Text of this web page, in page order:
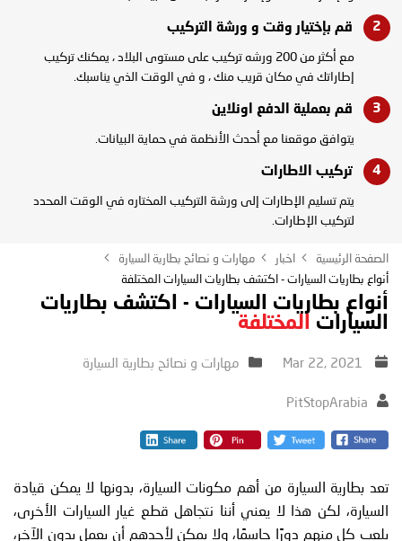
قم بإختيار وقت و ورشة التركيب
مع أكثر من 200 ورشه تركيب على مستوى البلاد ، يمكنك تركيب
إطاراتك في مكان قريب منك ، و في الوقت الذي يناسبك.
قم بعملية الدفع اونلاين
يتوافق موقعنا مع أحدث الأنظمة في حماية البيانات.
تركيب الاطارات
يتم تسليم الإطارات إلى ورشة التركيب المختاره في الوقت المحدد
لتركيب الإطارات.
الصفحة الرئيسية اخبار
مهارات و نصائح بطارية السيارة
أنواع بطاريات السيارات - اكتشف بطاريات السيارات المختلفة
أنواع بطاريات السيارات - اكتشف بطاريات
السيارات
المختلفة
مهارات و نصائح بطارية السيارة
PitStopArabia
تعد بطارية السيارة من أهم مكونات السيارة، بدونها لا يمكن قيادة
السيارة، لكن هذا لا يعني أننا نتجاهل قطع غيار السيارات الأخرى،
يلعب كل منهم دورًا حاسمًا، ولا يمكن لأحدهم أن يعمل بدون الآخر،